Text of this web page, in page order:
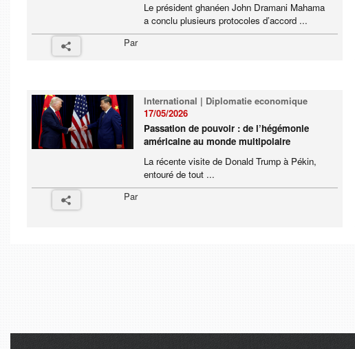
Le président ghanéen John Dramani Mahama
a conclu plusieurs protocoles d’accord ...
Par
International | Diplomatie economique
17/05/2026
Passation de pouvoir : de l’hégémonie
américaine au monde multipolaire
La récente visite de Donald Trump à Pékin,
entouré de tout ...
Par